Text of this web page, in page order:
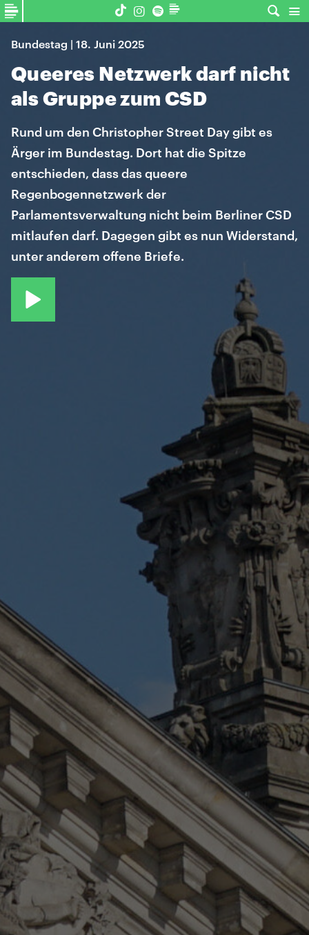
Bundestag | 18. Juni 2025
Queeres Netzwerk darf nicht
als Gruppe zum CSD
Rund um den Christopher Street Day gibt es
Ärger im Bundestag. Dort hat die Spitze
entschieden, dass das queere
Regenbogennetzwerk der
Parlamentsverwaltung nicht beim Berliner CSD
mitlaufen darf. Dagegen gibt es nun Widerstand,
unter anderem offene Briefe.